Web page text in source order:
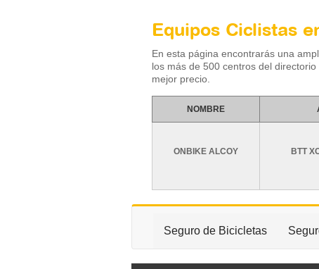
Equipos Ciclistas
En esta página encontrarás una
los más de 500 centros del
mejor precio.
NOMBRE
ONBIKE ALCOY BTT
Seguro de Bicicletas